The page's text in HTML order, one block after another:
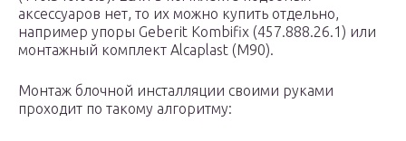
аксессуаров нет, то их можно купить отдельно,
например упоры Geberit Kombifix (457.888.26.1) или
монтажный комплект Alcaplast (M90).
Монтаж блочной инсталляции своими руками
проходит по такому алгоритму: